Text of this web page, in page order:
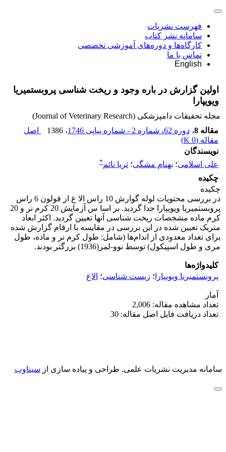
فهرست نشریات
سامانه نشر کتاب
کارگاه‌ها و دوره‌های آموزشی تخصصی
تماس با ما
English
اولین گزارش در باره وجود ‌و ریخت شناسی پروبستمیریا
ویویپارا
مجله تحقیقات دامپزشکی (Journal of Veterinary Research)
مقاله 8
، دوره 62، شماره 2 - شماره پیاپی 1746 ، 1386
اصل
مقاله (0 K
)
نویسندگان
علی اسلامی؛ بهنام مشگی؛ ثریا نائم *
چکیده
‌چکیده
در بررسی محتویات لوله گوارش 10 راس الا غ از قولون 6 راس
پروبستمیریا ویویپارا‌ ‌جدا گردید. بر اسا س آزمایش 20 کرم نر و 20
کرم ماده مشخصات ریخت شناسی آنها تعیین گردید. اکثر ابعاد
متریک تعیین شده در این بررسی در مقایسه با ارقام گزارش شده
برای تعداد معدودی از اندام‌ها (شامل: طول کرم نر و ماده، طول
مری و طول اسپیکول) توسط نوو-لمر(1936) بزرگتر بودند.‌
کلیدواژه‌ها
پروبستمیریا ویویپارا ؛ زیست شناسی؛ الاغ
آمار
تعداد مشاهده مقاله: 2,006
تعداد دریافت فایل اصل مقاله: 30
سامانه مدیریت نشریات علمی. طراحی و پیاده سازی از سیناوب